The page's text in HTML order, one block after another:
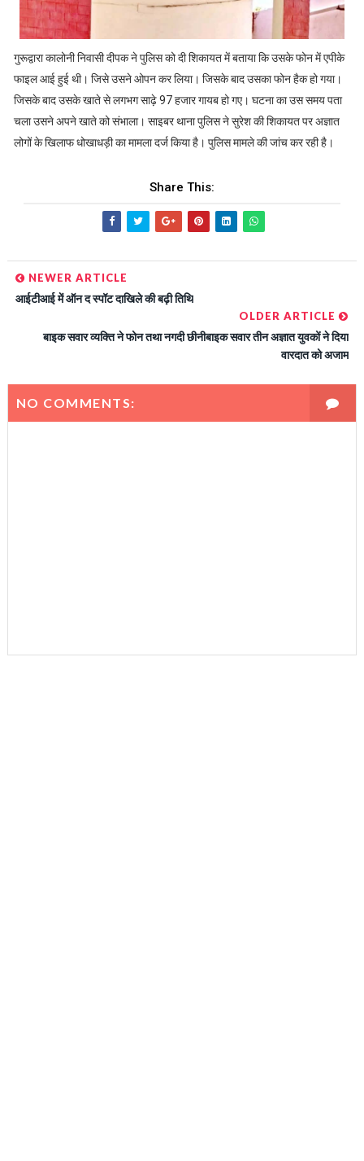
गुरूद्वारा कालोनी निवासी दीपक ने पुलिस को दी शिकायत में बताया कि उसके फोन में एपीके
फाइल आई हुई थी। जिसे उसने ओपन कर लिया। जिसके बाद उसका फोन हैक हो गया।
जिसके बाद उसके खाते से लगभग साढ़े 97 हजार गायब हो गए। घटना का उस समय पता
चला उसने अपने खाते को संभाला। साइबर थाना पुलिस ने सुरेश की शिकायत पर अज्ञात
लोगों के खिलाफ धोखाधड़ी का मामला दर्ज किया है। पुलिस मामले की जांच कर रही है।
Share This:
NEWER ARTICLE
आईटीआई में ऑन द स्पॉट दाखिले की बढ़ी तिथि
OLDER ARTICLE
बाइक सवार व्यक्ति ने फोन तथा नगदी छीनीबाइक सवार तीन अज्ञात युवकों ने दिया
वारदात को अजाम
NO COMMENTS: